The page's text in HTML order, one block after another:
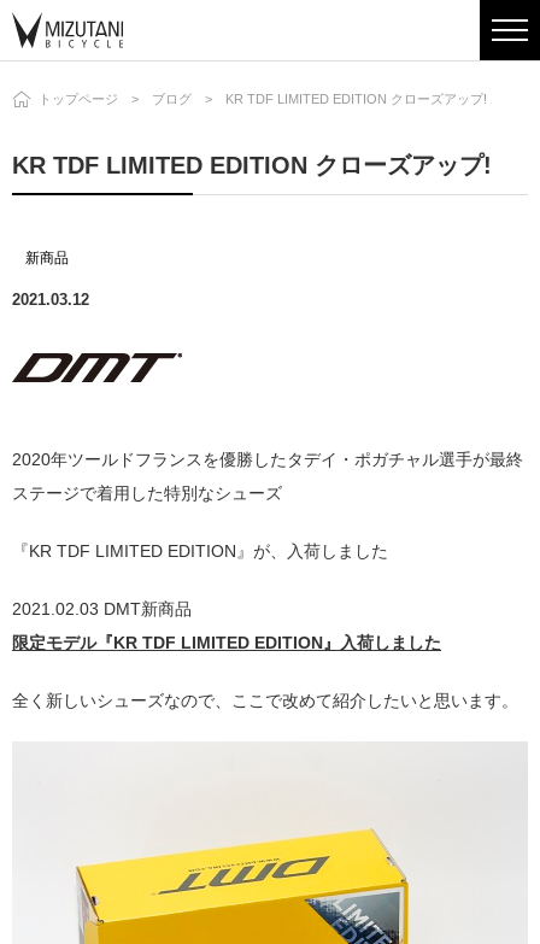
トップページ ブログ KR TDF LIMITED EDITION クローズアップ!
KR TDF LIMITED EDITION クローズアップ!
新商品
2021.03.12
2020年ツールドフランスを優勝したタデイ・ポガチャル選手が最終
ステージで着用した特別なシューズ
『KR TDF LIMITED EDITION』が、入荷しました
2021.02.03 DMT新商品
限定モデル『KR TDF LIMITED EDITION』入荷しました
全く新しいシューズなので、ここで改めて紹介したいと思います。